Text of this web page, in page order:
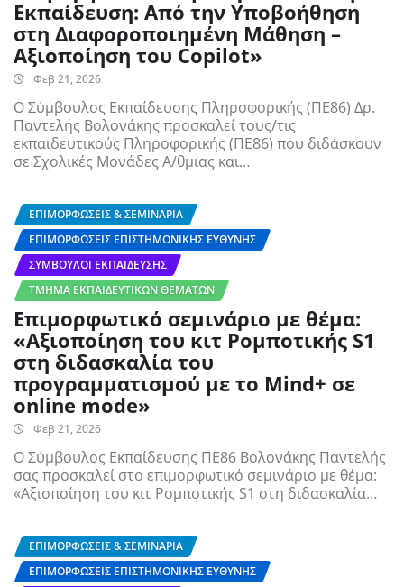
Εκπαίδευση: Από την Υποβοήθηση
στη Διαφοροποιημένη Μάθηση –
Αξιοποίηση του Copilot»
Φεβ 21, 2026
Ο Σύμβουλος Εκπαίδευσης Πληροφορικής (ΠΕ86) Δρ.
Παντελής Βολονάκης προσκαλεί τους/τις
εκπαιδευτικούς Πληροφορικής (ΠΕ86) που διδάσκουν
σε Σχολικές Μονάδες Α/θμιας και…
ΕΠΙΜΟΡΦΏΣΕΙΣ & ΣΕΜΙΝΆΡΙΑ
ΕΠΙΜΟΡΦΏΣΕΙΣ ΕΠΙΣΤΗΜΟΝΙΚΉΣ ΕΥΘΎΝΗΣ
ΣΎΜΒΟΥΛΟΙ ΕΚΠΑΊΔΕΥΣΗΣ
ΤΜΉΜΑ ΕΚΠΑΙΔΕΥΤΙΚΏΝ ΘΕΜΆΤΩΝ
Επιμορφωτικό σεμινάριο με θέμα:
«Αξιοποίηση του κιτ Ρομποτικής S1
στη διδασκαλία του
προγραμματισμού με το Mind+ σε
online mode»
Φεβ 21, 2026
Ο Σύμβουλος Εκπαίδευσης ΠΕ86 Βολονάκης Παντελής
σας προσκαλεί στο επιμορφωτικό σεμινάριο με θέμα:
«Αξιοποίηση του κιτ Ρομποτικής S1 στη διδασκαλία…
ΕΠΙΜΟΡΦΏΣΕΙΣ & ΣΕΜΙΝΆΡΙΑ
ΕΠΙΜΟΡΦΏΣΕΙΣ ΕΠΙΣΤΗΜΟΝΙΚΉΣ ΕΥΘΎΝΗΣ